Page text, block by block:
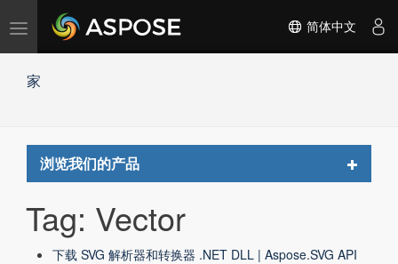
切
航
简体中文
家
浏览我们的产品
Toggle
Tag: Vector
下载 SVG 解析器和转换器 .NET DLL | Aspose.SVG API